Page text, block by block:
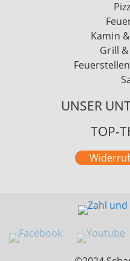
Kamin
Grill
UNSER
TOP-